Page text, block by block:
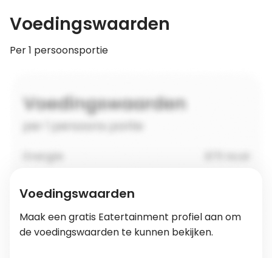
Voedingswaarden
Per 1 persoonsportie
Voedingswaarden
Maak een gratis Eatertainment profiel aan om
de voedingswaarden te kunnen bekijken.